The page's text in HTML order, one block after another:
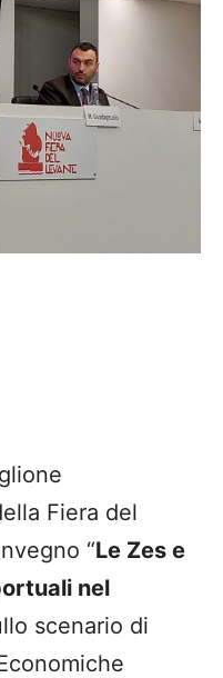
Fiera del
“Le Zes e
nel
scenario di